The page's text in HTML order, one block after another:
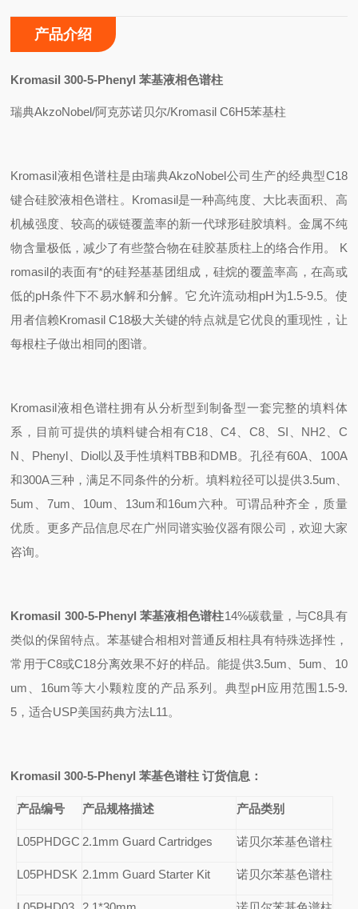
产品介绍
Kromasil 300-5-Phenyl苯基液相色谱柱
瑞典AkzoNobel/阿克苏诺贝尔/Kromasil C6H5苯基柱
Kromasil液相色谱柱是由瑞典AkzoNobel公司生产的经典型C18
键合硅胶液相色谱柱。Kromasil是一种高纯度、大比表面积、高
机械强度、较高的碳链覆盖率的新一代球形硅胶填料。金属不纯
物含量极低，减少了有些螯合物在硅胶基质柱上的络合作用。 K
romasil的表面有*的硅羟基基团组成，硅烷的覆盖率高，在高或
低的pH条件下不易水解和分解。它允许流动相pH为1.5-9.5。使
用者信赖Kromasil C18极大关键的特点就是它优良的重现性，让
每根柱子做出相同的图谱。
Kromasil液相色谱柱拥有从分析型到制备型一套完整的填料体
系，目前可提供的填料键合相有C18、C4 C8、 SI NH2
C
N
Phenyl Diol以及手性填料TBB和DMB。孔径有60A、 100A
和300A三种，满足不同条件的分析。填料粒径可以提供3.5um
5um
7um 10um 13um和16um六种。可谓品种齐全，质量
优质。更多产品信息尽在广州同谱实验仪器有限公司，欢迎大家
咨询。
Kromasil 300-5-Phenyl 苯基液相色谱柱14%碳载量，与C8具有
类似的保留特点。苯基键合相相对普通反相柱具有特殊选择性，
常用于C8或C18分离效果不好的样品。能提供3.5um 5um
10
um
16um等大小颗粒度的产品系列。典型pH应用范围 1.5-9.
5 ，适合USP美国药典方法L11 。
Kromasil 300-5-Phenyl苯基色谱柱 订货信息：
产品编号 产品规格描述 产品类别
L05PHDGC 2.1mm Guard Cartridges 诺贝尔苯基色谱柱
L05PHDSK 2.1mm Guard Starter Kit 诺贝尔苯基色谱柱